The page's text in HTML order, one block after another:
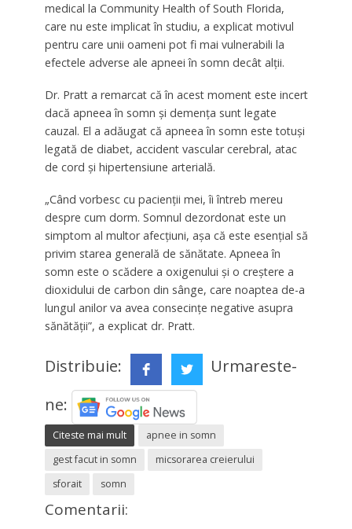
medical la Community Health of South Florida,
care nu este implicat în studiu, a explicat motivul
pentru care unii oameni pot fi mai vulnerabili la
efectele adverse ale apneei în somn decât alții.
Dr. Pratt a remarcat că în acest moment este incert
dacă apneea în somn și demența sunt legate
cauzal. El a adăugat că apneea în somn este totuși
legată de diabet, accident vascular cerebral, atac
de cord și hipertensiune arterială.
„Când vorbesc cu pacienții mei, îi întreb mereu
despre cum dorm. Somnul dezordonat este un
simptom al multor afecțiuni, așa că este esențial să
privim starea generală de sănătate. Apneea în
somn este o scădere a oxigenului și o creștere a
dioxidului de carbon din sânge, care noaptea de-a
lungul anilor va avea consecințe negative asupra
sănătății”, a explicat dr. Pratt.
Distribuie:
Urmareste-
ne:
Citeste mai mult
apnee in somn
gest facut in somn
micsorarea creierului
sforait
somn
Comentarii: